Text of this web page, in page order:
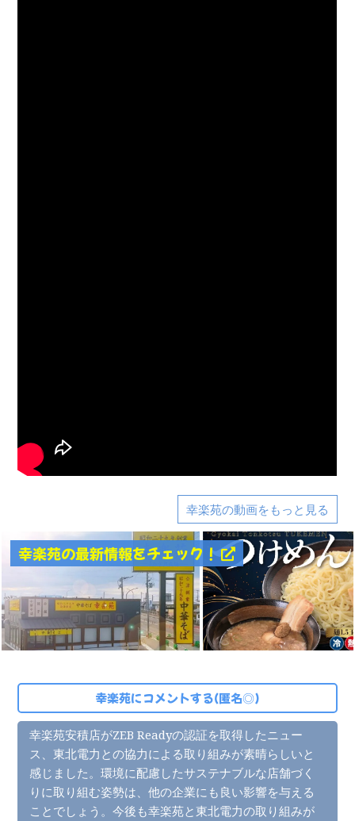
幸楽苑の動画をもっと見る
幸楽苑の最新情報をチェック！
幸楽苑にコメントする(匿名◎)
幸楽苑安積店がZEB Readyの認証を取得したニュー
ス、東北電力との協力による取り組みが素晴らしいと
感じました。環境に配慮したサステナブルな店舗づく
りに取り組む姿勢は、他の企業にも良い影響を与える
ことでしょう。今後も幸楽苑と東北電力の取り組みが